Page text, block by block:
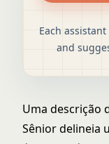
Each
and
Uma descrição
Sênior delineia